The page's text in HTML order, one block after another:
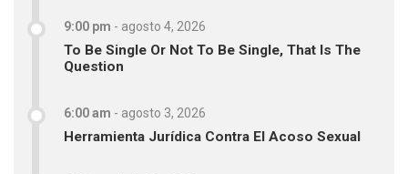
9:00 pm - agosto 4, 2026
To Be Single Or Not To Be Single, That Is The
Question
6:00 am - agosto 3, 2026
Herramienta Jurídica Contra El Acoso Sexual